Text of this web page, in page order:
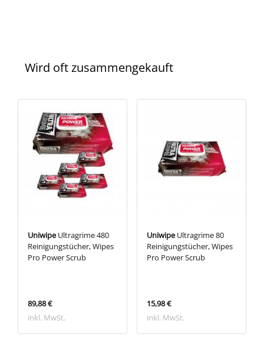
Wird oft zusammengekauft
UniwipeUltragrime 480
Reinigungstücher, Wipes
Pro Power Scrub
89,88 €
inkl. MwSt.
UniwipeUltragrime 80
Reinigungstücher, Wipes
Pro Power Scrub
15,98 €
inkl. MwSt.